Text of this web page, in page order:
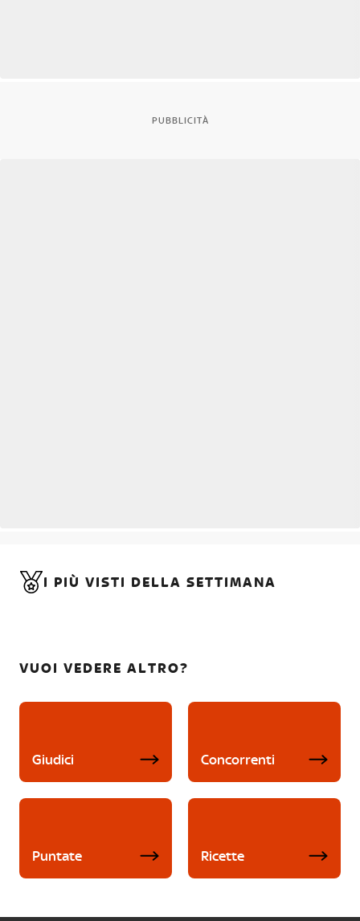
PUBBLICITÀ
I PIÙ VISTI DELLA SETTIMANA
VUOI VEDERE ALTRO?
Giudici Concorrenti
Puntate Ricette